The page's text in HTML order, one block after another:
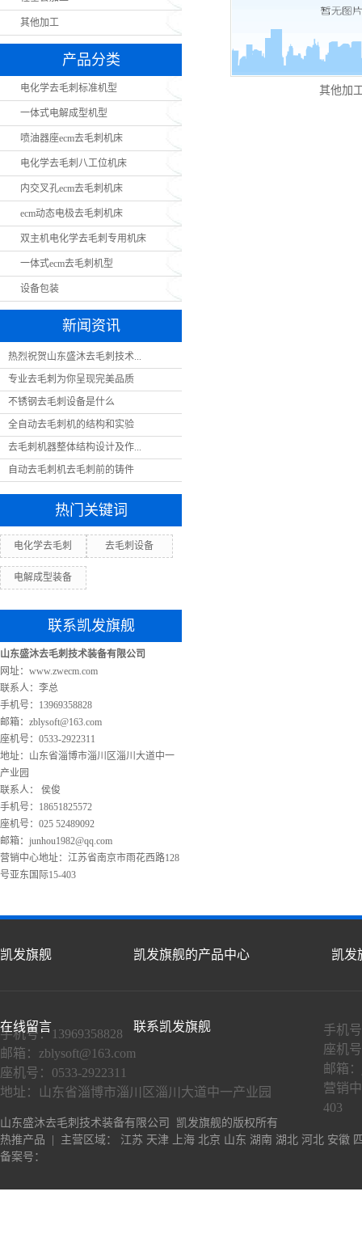
其他加工
产品分类
电化学去毛刺标准机型
一体式电解成型机型
喷油器座ecm去毛刺机床
电化学去毛刺八工位机床
内交叉孔ecm去毛刺机床
ecm动态电极去毛刺机床
双主机电化学去毛刺专用机床
一体式ecm去毛刺机型
设备包装
新闻资讯
热烈祝贺山东盛沐去毛刺技术...
专业去毛刺为你呈现完美品质
不锈钢去毛刺设备是什么
全自动去毛刺机的结构和实验
去毛刺机器整体结构设计及作...
自动去毛刺机去毛刺前的铸件
热门关键词
电化学去毛刺 去毛刺设备
电解成型装备
联系凯发旗舰
山东盛沐去毛刺技术装备有限公司
网址：www.zwecm.com
联系人：李总
手机号：13969358828
邮箱： zblysoft@163.com
座机号：0533-2922311
地址：山东省淄博市淄川区淄川大道中一
产业园
联系人： 侯俊
手机号：18651825572
座机号：025 52489092
邮箱： junhou1982@qq.com
营销中心地址：江苏省南京市雨花西路128
号亚东国际15-403
其他加
凯发旗舰 凯发旗舰的产品中心 凯发
在线留言 联系凯发旗舰
手机号：13969358828
邮箱： zblysoft@163.com
座机号：0533-2922311
地址：山东省淄博市淄川区淄川大道中一产业园
手机
座机
邮箱：
营销
403
山东盛沐去毛刺技术装备有限公司 凯发旗舰的版权所有
热推产品 | 主营区域： 江苏 天津 上海 北京 山东 湖南 湖北 河北 安徽
备案号：